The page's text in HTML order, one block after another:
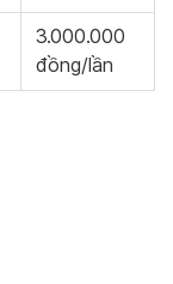
3.000.000
đồng/lần